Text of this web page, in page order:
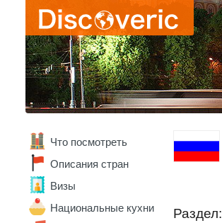
Что посмотреть
Описания стран
Визы
Национальные кухни
Раздел: